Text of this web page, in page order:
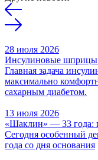
28 июля 2026
Инсулиновые
Главная задача
максимально
сахарным диабетом.
13 июля 2026
«Шаклин» — 33 года:
Сегодня особенный
года со дня основания